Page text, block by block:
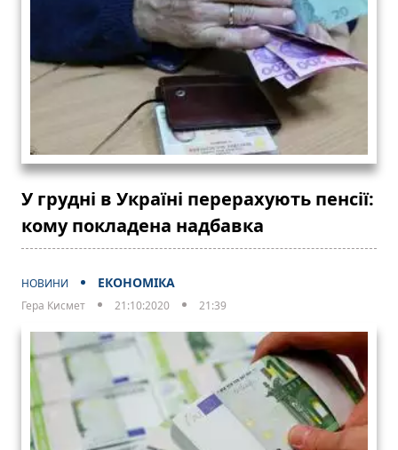
У грудні в Україні перерахують пенсії:
кому покладена надбавка
НОВИНИ ЕКОНОМІКА
Гера Кисмет 21:10:2020 21:39